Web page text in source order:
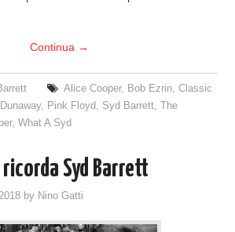
Continua →
Alice Cooper, Bob Ezrin, Classic
, Pink Floyd, Syd Barrett,The
,What A Syd
Syd Barrett
by Nino Gatti